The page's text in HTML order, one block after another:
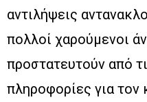
αντιλήψεις
πολλοί χαρούμενοι
προστατευτούν από
πληροφορίες για τον